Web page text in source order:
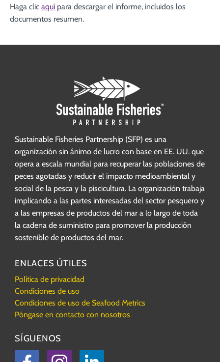
Haga clic aquípara descargar el informe, incluidos los
documentos resumen.
Sustainable Fisheries Partnership (SFP) es una
organización sin ánimo de lucro con base en EE. UU. que
opera a escala mundial para recuperar las poblaciones de
peces agotadas y reducir el impacto medioambiental y
social de la pesca y la piscicultura. La organización trabaja
implicando a las partes interesadas del sector pesquero y
a las empresas de productos del mar a lo largo de toda
la cadena de suministro para promover la producción
sostenible de productos del mar.
ENLACES ÚTILES
Política de privacidad
Condiciones de uso
Condiciones de uso de Seafood Metrics
Póngase en contacto con nosotros
SÍGUENOS